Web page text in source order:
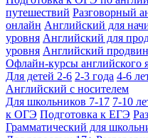
путешествий Разговорный
онлайн Английский для
уровня Английский для
уровня Английский
Офлайн-курсы английского
Для детей 2-6 2-3 года 4-6
Английский с носителем
Для школьников 7-17 7-10
к ОГЭ Подготовка к ЕГЭ
Грамматический для